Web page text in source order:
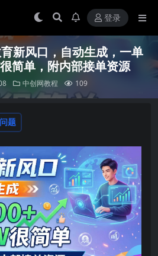
登录
育新风口，自动生成，一单
简单，附内部接单资源
中创网教程 109
题